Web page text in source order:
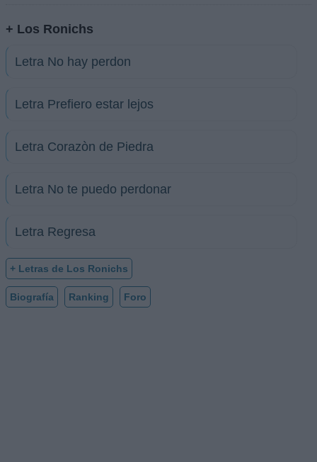
+ Los Ronichs
Letra No hay perdon
Letra Prefiero estar lejos
Letra Corazòn de Piedra
Letra No te puedo perdonar
Letra Regresa
+ Letras de Los Ronichs
Biografía Ranking Foro